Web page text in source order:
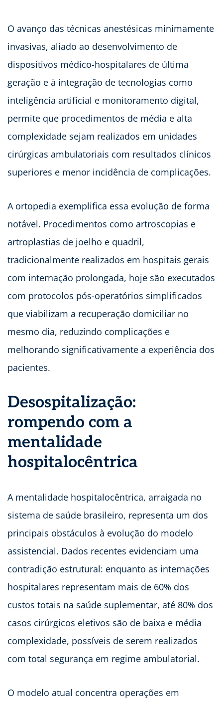
O avanço das técnicas anestésicas minimamente
invasivas, aliado ao desenvolvimento de
dispositivos médico-hospitalares de última
geração e à integração de tecnologias como
inteligência artificial e monitoramento digital,
permite que procedimentos de média e alta
complexidade sejam realizados em unidades
cirúrgicas ambulatoriais com resultados clínicos
superiores e menor incidência de complicações.
A ortopedia exemplifica essa evolução de forma
notável. Procedimentos como artroscopias e
artroplastias de joelho e quadril,
tradicionalmente realizados em hospitais gerais
com internação prolongada, hoje são executados
com protocolos pós-operatórios simplificados
que viabilizam a recuperação domiciliar no
mesmo dia, reduzindo complicações e
melhorando significativamente a experiência dos
pacientes.
Desospitalização:
rompendo com a
mentalidade
hospitalocêntrica
A mentalidade hospitalocêntrica, arraigada no
sistema de saúde brasileiro, representa um dos
principais obstáculos à evolução do modelo
assistencial. Dados recentes evidenciam uma
contradição estrutural: enquanto as internações
hospitalares representam mais de 60% dos
custos totais na saúde suplementar, até 80% dos
casos cirúrgicos eletivos são de baixa e média
complexidade, possíveis de serem realizados
com total segurança em regime ambulatorial.
O modelo atual concentra operações em